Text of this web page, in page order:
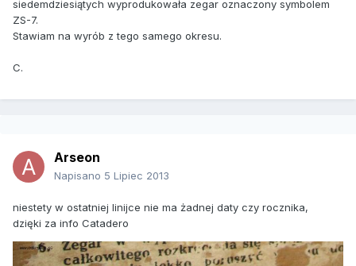
siedemdziesiątych wyprodukowała zegar oznaczony symbolem
ZS-7.
Stawiam na wyrób z tego samego okresu.
C.
Arseon
Napisano 5 Lipiec 2013
niestety w ostatniej linijce nie ma żadnej daty czy rocznika,
dzięki za info Catadero